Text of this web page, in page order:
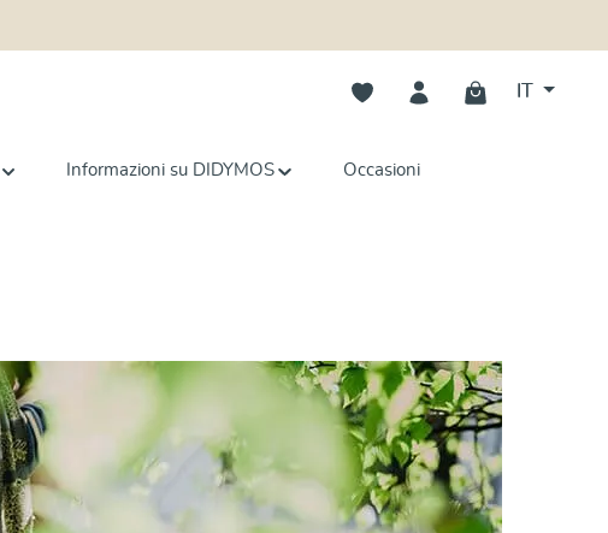
Hai 0 articoli nella lista dei
Informazioni su DIDYMOS Occasioni